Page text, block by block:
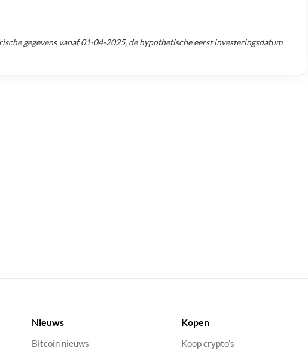
gegevens vanaf01-04-2025, de hypothetische eerst investeringsdatum
Nieuws
Bitcoin nieuws
Kopen
Koop crypto’s